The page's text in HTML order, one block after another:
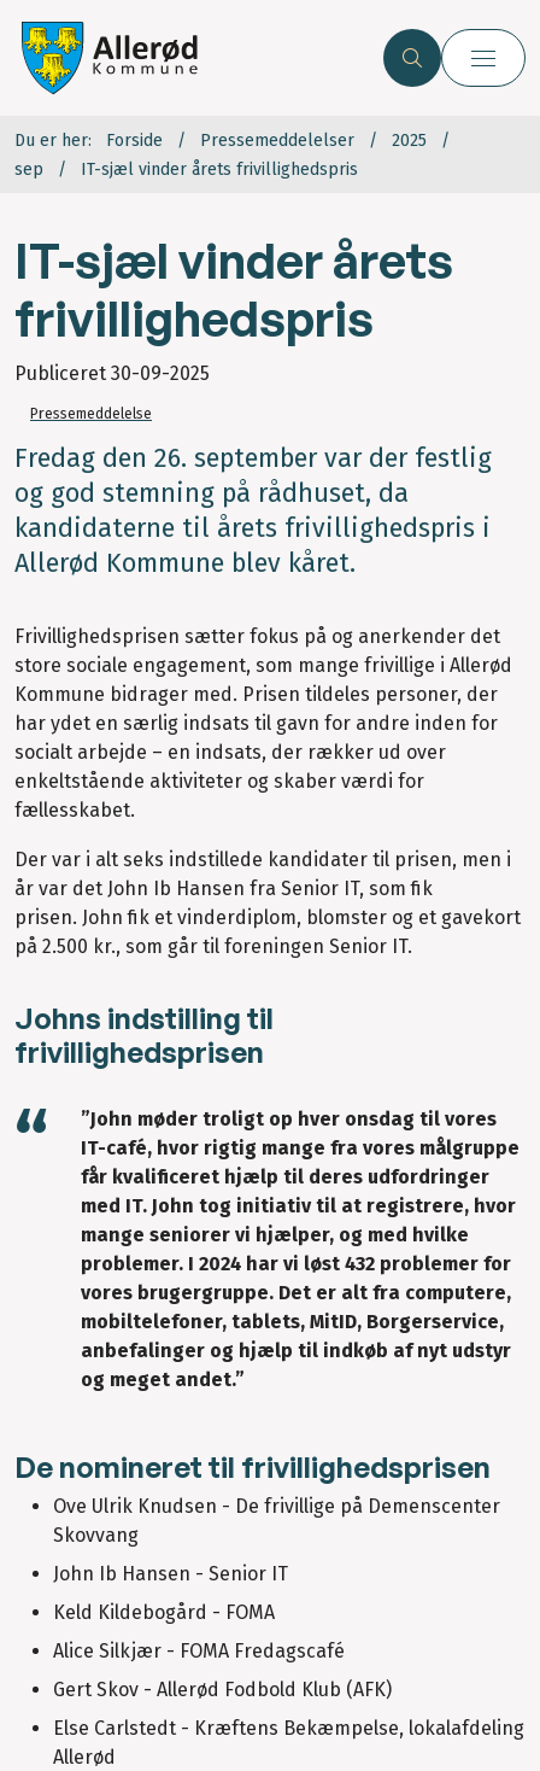
Du er her: Forside Pressemeddelelser
2025
sep
IT-sjæl vinder årets frivillighedspris
IT-sjæl vinder årets
frivillighedspris
Publiceret 30-09-2025
Pressemeddelelse
Fredag den 26. september var der festlig
og god stemning på rådhuset, da
kandidaterne til årets frivillighedspris i
Allerød Kommune blev kåret.
Frivillighedsprisen sætter fokus på og anerkender det
store sociale engagement, som mange frivillige i Allerød
Kommune bidrager med. Prisen tildeles personer, der
har ydet en særlig indsats til gavn for andre inden for
socialt arbejde – en indsats, der rækker ud over
enkeltstående aktiviteter og skaber værdi for
fællesskabet.
Der var i alt seks indstillede kandidater til prisen, men i
år var det John Ib Hansen fra Senior IT, som fik
prisen. John fik et vinderdiplom, blomster og et gavekort
på 2.500 kr., som går til foreningen Senior IT.
Johns indstilling til
frivillighedsprisen
”John møder troligt op hver onsdag til vores
IT-café, hvor rigtig mange fra vores målgruppe
får kvalificeret hjælp til deres udfordringer
med IT. John tog initiativ til at registrere, hvor
mange seniorer vi hjælper, og med hvilke
problemer. I 2024 har vi løst 432 problemer for
vores brugergruppe. Det er alt fra computere,
mobiltelefoner, tablets, MitID, Borgerservice,
anbefalinger og hjælp til indkøb af nyt udstyr
og meget andet.”
De nomineret til frivillighedsprisen
Ove Ulrik Knudsen - De frivillige på Demenscenter
Skovvang
John Ib Hansen - Senior IT
Keld Kildebogård - FOMA
Alice Silkjær - FOMA Fredagscafé
Gert Skov - Allerød Fodbold Klub (AFK)
Else Carlstedt - Kræftens Bekæmpelse, lokalafdeling
Allerød